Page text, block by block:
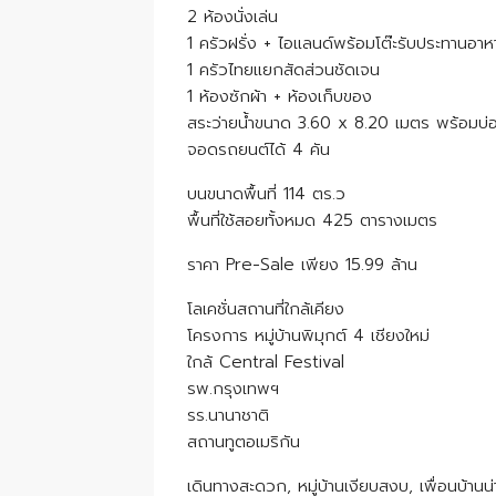
2 ห้องนั่งเล่น
1 ครัวฝรั่ง + ไอแลนด์พร้อมโต๊ะรับประทานอาห
1 ครัวไทยแยกสัดส่วนชัดเจน
1 ห้องซักผ้า + ห้องเก็บของ
สระว่ายน้ำขนาด 3.60 x 8.20 เมตร พร้อมบ่
จอดรถยนต์ได้ 4 คัน
บนขนาดพื้นที่ 114 ตร.ว
พื้นที่ใช้สอยทั้งหมด 425 ตารางเมตร
ราคา Pre-Sale เพียง 15.99 ล้าน
โลเคชั่นสถานที่ใกล้เคียง
โครงการ หมู่บ้านพิมุกต์ 4 เชียงใหม่
ใกล้ Central Festival
รพ.กรุงเทพฯ
รร.นานาชาติ
สถานทูตอเมริกัน
เดินทางสะดวก, หมู่บ้านเงียบสงบ, เพื่อนบ้าน